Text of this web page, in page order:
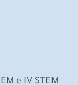
e IV STEM